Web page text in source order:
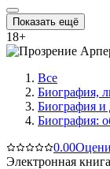
Показать ещё
18+
Все
Биография,
Биография и
Биография:
0.00
Электронная книга